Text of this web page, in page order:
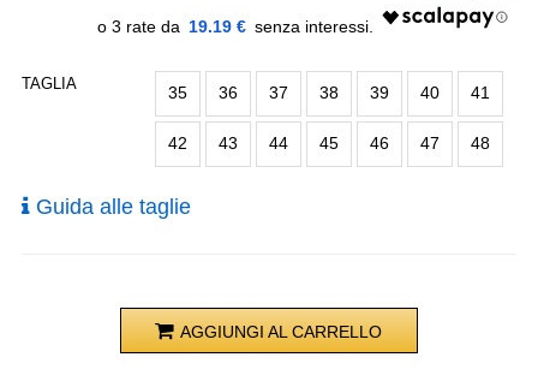
19.19 €
TAGLIA 35 36 37 38 39 40 41
42 43 44 45 46 47 48
Guida alle taglie
AGGIUNGI AL CARRELLO